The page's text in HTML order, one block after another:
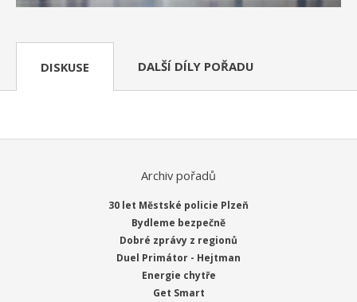
DISKUSE DALŠÍ DÍLY POŘADU
Archiv pořadů
30 let Městské policie Plzeň
Bydleme bezpečně
Dobré zprávy z regionů
Duel Primátor - Hejtman
Energie chytře
Get Smart